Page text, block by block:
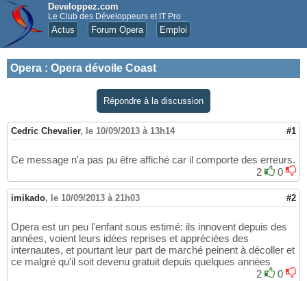
Developpez.com
Le Club des Développeurs et IT Pro
Actus Forum Opera Emploi
Opera : Opera dévoile Coast
Répondre à la discussion
Cedric Chevalier, le 10/09/2013 à 13h14 #1
Ce message n'a pas pu être affiché car il comporte des erreurs.
2
0
imikado, le 10/09/2013 à 21h03 #2
Opera est un peu l'enfant sous estimé: ils innovent depuis des
années, voient leurs idées reprises et appréciées des
internautes, et pourtant leur part de marché peinent à décoller et
ce malgré qu'il soit devenu gratuit depuis quelques années
2
0